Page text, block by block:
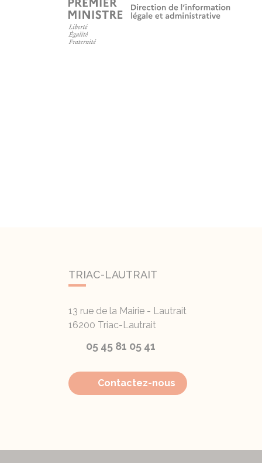
TRIAC-LAUTRAIT
13 rue de la Mairie - Lautrait
16200 Triac-Lautrait
05 45 81 05 41
Contactez-nous